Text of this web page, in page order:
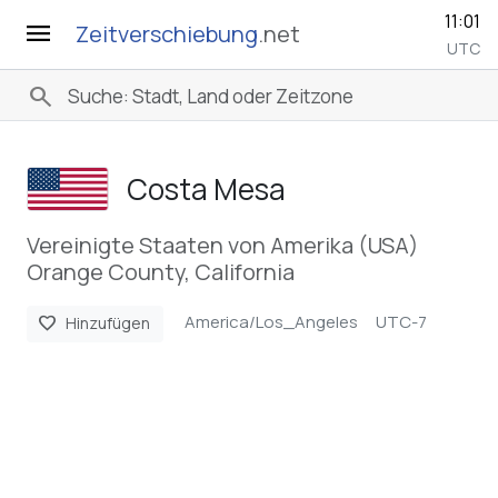
menu Zeitverschiebung.net 11:01
UTC
search
Costa Mesa
Vereinigte Staaten von Amerika (USA)
Orange County, California
favorite Hinzufügen America/Los_Angeles UTC-7